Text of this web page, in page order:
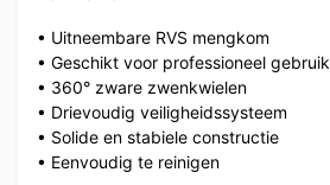
• Uitneembare RVS mengkom
• Geschikt voor professioneel gebruik
• 360° zware zwenkwielen
• Drievoudig veiligheidssysteem
• Solide en stabiele constructie
• Eenvoudig te reinigen